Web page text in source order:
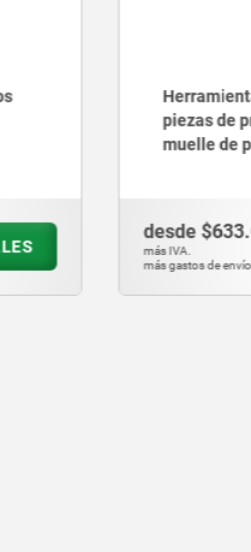
desde
más IVA.
más gastos de